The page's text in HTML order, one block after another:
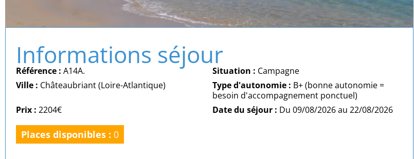
Informations séjour
Référence : A14A. Situation : Campagne
Ville : Châteaubriant (Loire-Atlantique) Type d'autonomie : B+ (bonne autonomie =
besoin d'accompagnement ponctuel)
Prix : 2204€ Date du séjour : Du 09/08/2026 au 22/08/2026
Places disponibles : 0